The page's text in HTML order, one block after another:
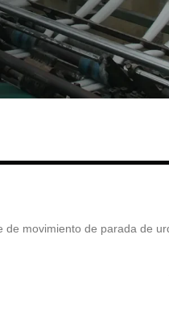
movimiento de parada de